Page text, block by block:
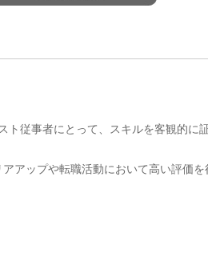
従事者にとって、スキルを客観的に
アップや転職活動において高い評価を